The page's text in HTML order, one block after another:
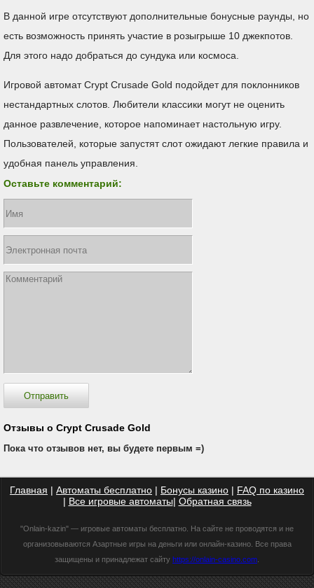
В данной игре отсутствуют дополнительные бонусные раунды, но
есть возможность принять участие в розыгрыше 10 джекпотов.
Для этого надо добраться до сундука или космоса.
Игровой автомат Crypt Crusade Gold подойдет для поклонников
нестандартных слотов. Любители классики могут не оценить
данное развлечение, которое напоминает настольную игру.
Пользователей, которые запустят слот ожидают легкие правила и
удобная панель управления.
Оставьте комментарий:
Отзывы о Crypt Crusade Gold
Пока что отзывов нет, вы будете первым =)
Главная | Автоматы бесплатно | Бонусы казино | FAQ по казино
| Все игровые автоматы| Обратная связь
"Onlain-kazin" — игровые автоматы бесплатно. На сайте не проводятся и не
организовываются Азартные игры на деньги или онлайн-казино. Все права
защищены и принадлежат сайту https://onlain-casino.com